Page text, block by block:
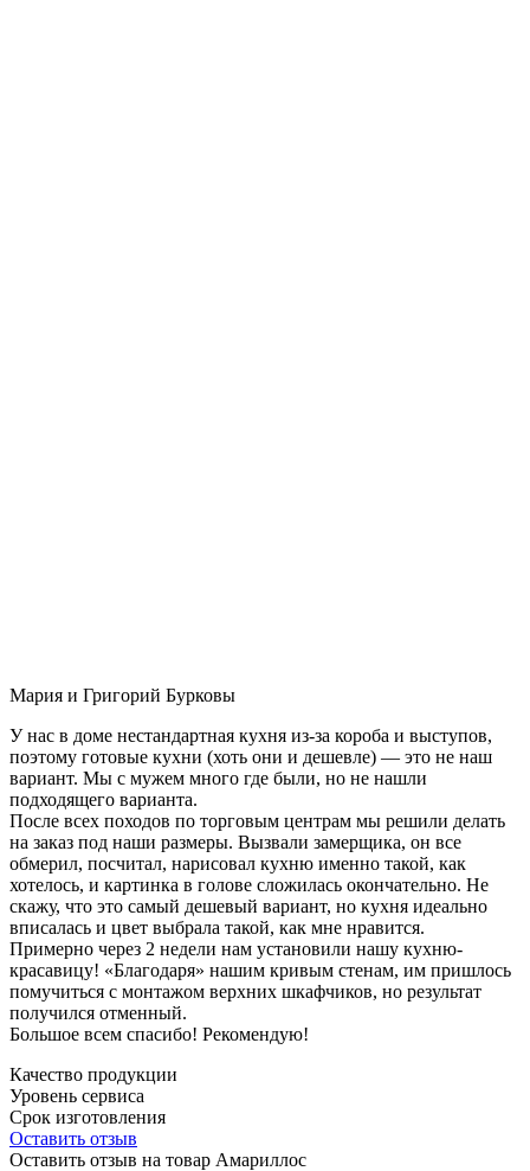
Мария и Григорий Бурковы
У нас в доме нестандартная кухня из-за короба и выступов,
поэтому готовые кухни (хоть они и дешевле) — это не наш
вариант. Мы с мужем много где были, но не нашли
подходящего варианта.
После всех походов по торговым центрам мы решили делать
на заказ под наши размеры. Вызвали замерщика, он все
обмерил, посчитал, нарисовал кухню именно такой, как
хотелось, и картинка в голове сложилась окончательно. Не
скажу, что это самый дешевый вариант, но кухня идеально
вписалась и цвет выбрала такой, как мне нравится.
Примерно через 2 недели нам установили нашу кухню-
красавицу! «Благодаря» нашим кривым стенам, им пришлось
помучиться с монтажом верхних шкафчиков, но результат
получился отменный.
Большое всем спасибо! Рекомендую!
Качество продукции
Уровень сервиса
Срок изготовления
Оставить отзыв
Оставить отзыв на товар Амариллос